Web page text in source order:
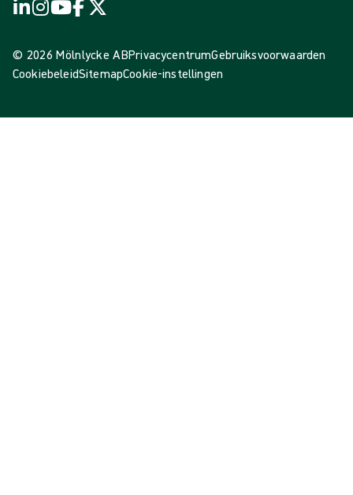
© 2026 Mölnlycke ABPrivacycentrumGebruiksvoorwaarden
CookiebeleidSitemapCookie-instellingen